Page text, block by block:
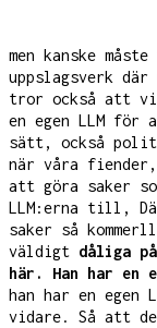
men kanske
uppslagsverk
tror också att vi
en egen LLM för
sätt, också
när våra fiender,
att göra saker
LLM:erna till,
saker så
väldigt dåliga
här. Han har en
han har en egen
vidare. Så att